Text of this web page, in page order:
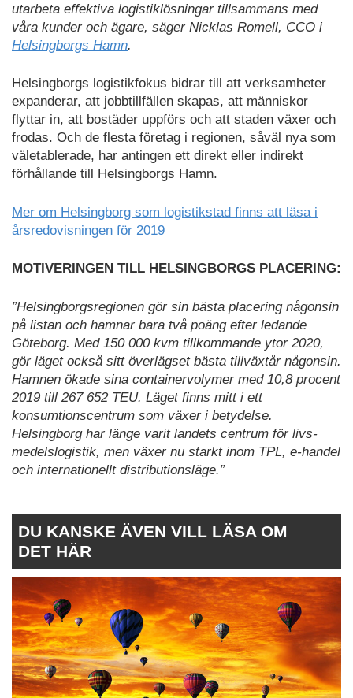
utarbeta effektiva logistiklösningar tillsammans med
våra kunder och ägare, säger Nicklas Romell, CCO i
Helsingborgs Hamn.
Helsingborgs logistikfokus bidrar till att verksamheter
expanderar, att jobbtillfällen skapas, att människor
flyttar in, att bostäder uppförs och att staden växer och
frodas. Och de flesta företag i regionen, såväl nya som
väletablerade, har antingen ett direkt eller indirekt
förhållande till Helsingborgs Hamn.
Mer om Helsingborg som logistikstad finns att läsa i
årsredovisningen för 2019
MOTIVERINGEN TILL HELSINGBORGS PLACERING:
”Helsingborgsregionen gör sin bästa placering någonsin
på listan och hamnar bara två poäng efter le­dande
Göteborg. Med 150 000 kvm tillkommande ytor 2020,
gör läget också sitt överlägset bästa tillväxtår någonsin.
Hamnen ökade sina con­tainervolymer med 10,8 procent
2019 till 267 652 TEU. Läget finns mitt i ett
konsumtionscentrum som växer i betydelse.
Helsingborg har länge varit landets centrum för livs­
medelslogistik, men växer nu starkt inom TPL, e-handel
och internatio­nellt distributionsläge.”
DU KANSKE ÄVEN VILL LÄSA OM
DET HÄR